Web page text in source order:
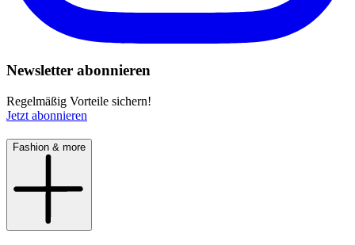
Newsletter abonnieren
Regelmäßig Vorteile sichern!
Jetzt abonnieren
Fashion & more